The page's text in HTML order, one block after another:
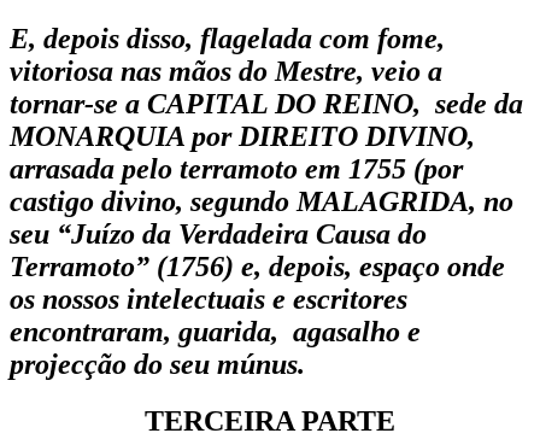
E, depois disso, flagelada com fome,
vitoriosa nas mãos do Mestre, veio a
tornar-se a CAPITAL DO REINO, sede da
MONARQUIA por DIREITO DIVINO,
arrasada pelo terramoto em 1755 (por
castigo divino, segundo MALAGRIDA, no
seu “Juízo da Verdadeira Causa do
Terramoto” (1756) e, depois, espaço onde
os nossos intelectuais e escritores
encontraram, guarida, agasalho e
projecção do seu múnus.
TERCEIRA PARTE